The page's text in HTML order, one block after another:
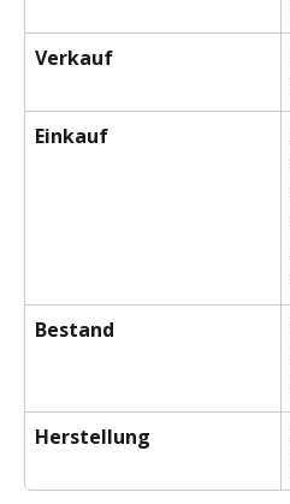
Verkauf
Einkauf
Bestand
Herstellung